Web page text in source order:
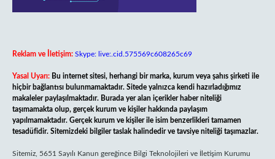
Reklam ve İletişim: Skype: live:.cid.575569c608265c69
Yasal Uyarı: Bu internet sitesi, herhangi bir marka, kurum veya şahıs şirketi ile
hiçbir bağlantısı bulunmamaktadır. Sitede yalnızca kendi hazırladığımız
makaleler paylaşılmaktadır. Burada yer alan içerikler haber niteliği
taşımamakta olup, gerçek kurum ve kişiler hakkında paylaşım
yapılmamaktadır. Gerçek kurum ve kişiler ile isim benzerlikleri tamamen
tesadüfidir. Sitemizdeki bilgiler taslak halindedir ve tavsiye niteliği taşımazlar.
Sitemiz, 5651 Sayılı Kanun gereğince Bilgi Teknolojileri ve İletişim Kurumu